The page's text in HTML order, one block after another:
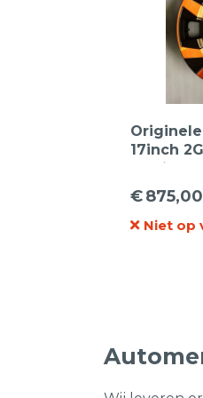
Originele
17inch
Manilla
215/
XL
prijs
€875,00
Huidige
prijs
Niet op